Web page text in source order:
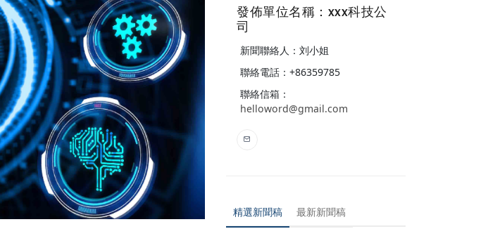
發佈單位名稱：xxx科技公
司
新聞聯絡人：刘小姐
聯絡電話：+86359785
聯絡信箱：
helloword@gmail.com
精選新聞稿 最新新聞稿